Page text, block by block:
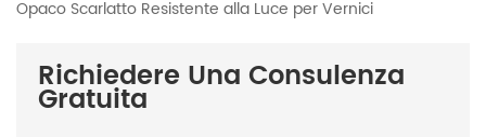
Opaco Scarlatto Resistente alla Luce per Vernici
Richiedere Una Consulenza
Gratuita